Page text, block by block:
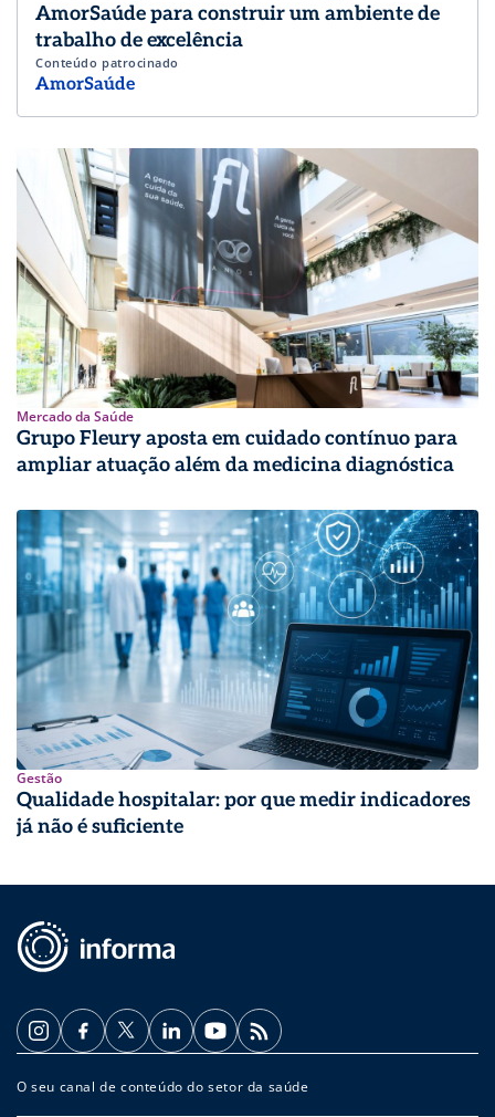
AmorSaúde para construir um ambiente de
trabalho de excelência
Conteúdo patrocinado
AmorSaúde
Mercado da Saúde
Grupo Fleury aposta em cuidado contínuo para
ampliar atuação além da medicina diagnóstica
Gestão
Qualidade hospitalar: por que medir indicadores
já não é suficiente
O seu canal de conteúdo do setor da saúde